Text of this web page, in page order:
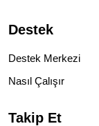
Destek
Destek Merkezi
Nasıl Çalışır
Takip Et